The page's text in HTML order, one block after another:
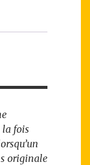
la fois
originale